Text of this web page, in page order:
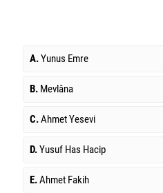
A.Yunus Emre
B. Mevlâna
C.Ahmet Yesevi
D.Yusuf Has Hacip
E.Ahmet Fakih